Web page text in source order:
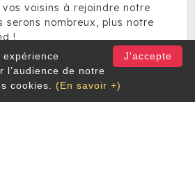
voisins à rejoindre notre
serons nombreux, plus notre
!
vous enverrons des
vous aider à trouver des
votre course. Chaque
J'accepte
l’audience de notre
cookies. (En savoir +)